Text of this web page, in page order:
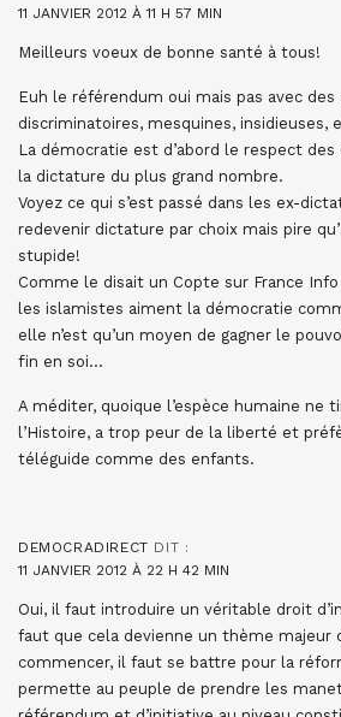
11 JANVIER 2012 À 11 H 57 MIN
Meilleurs voeux de bonne santé à tous!
Euh le référendum oui mais pas avec des
discriminatoires, mesquines, insidieuses,
La démocratie est d’abord le respect des
la dictature du plus grand nombre.
Voyez ce qui s’est passé dans les ex-
redevenir dictature par choix mais pire
stupide!
Comme le disait un Copte sur France
les islamistes aiment la démocratie
elle n’est qu’un moyen de gagner le
fin en soi…
A méditer, quoique l’espèce humaine ne
l’Histoire, a trop peur de la liberté et
téléguide comme des enfants.
DEMOCRADIRECT DIT :
11 JANVIER 2012 À 22 H 42 MIN
Oui, il faut introduire un véritable droit
faut que cela devienne un thème majeur
commencer, il faut se battre pour la
permette au peuple de prendre les